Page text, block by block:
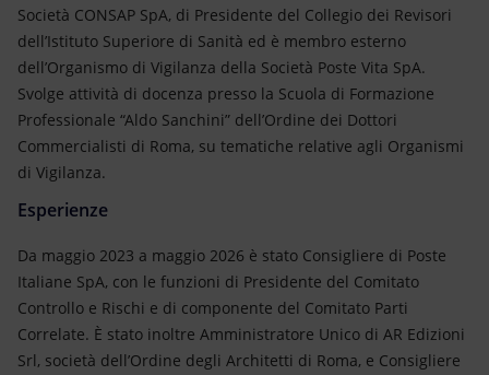
Società CONSAP SpA, di Presidente del Collegio dei Revisori
dell’Istituto Superiore di Sanità ed è membro esterno
dell’Organismo di Vigilanza della Società Poste Vita SpA.
Svolge attività di docenza presso la Scuola di Formazione
Professionale “Aldo Sanchini” dell’Ordine dei Dottori
Commercialisti di Roma, su tematiche relative agli Organismi
di Vigilanza.
Esperienze
Da maggio 2023 a maggio 2026 è stato Consigliere di Poste
Italiane SpA, con le funzioni di Presidente del Comitato
Controllo e Rischi e di componente del Comitato Parti
Correlate. È stato inoltre Amministratore Unico di AR Edizioni
Srl, società dell’Ordine degli Architetti di Roma, e Consigliere